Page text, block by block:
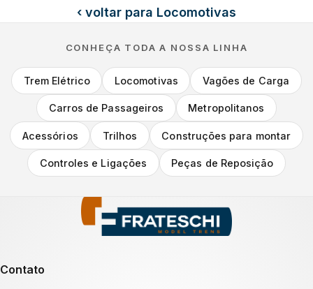
‹ voltar para Locomotivas
CONHEÇA TODA A NOSSA LINHA
Trem Elétrico Locomotivas Vagões de Carga
Carros de Passageiros Metropolitanos
Acessórios Trilhos Construções para montar
Controles e Ligações Peças de Reposição
Contato